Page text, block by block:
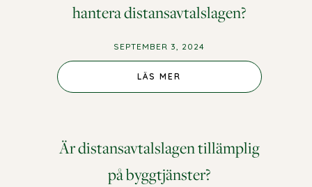
hantera distansavtalslagen?
SEPTEMBER 3, 2024
LÄS MER
Är distansavtalslagen tillämplig
på byggtjänster?